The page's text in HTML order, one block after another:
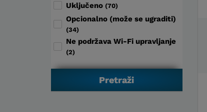
Uključeno (70)
Opcionalno (može se ugraditi)
(34)
Ne podržava Wi-Fi upravljanje
(2)